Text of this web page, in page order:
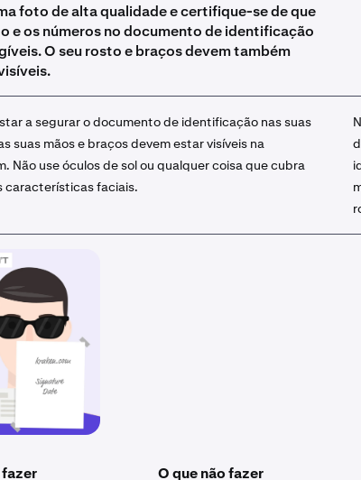
foto de alta qualidade e certifique-se de que
e os números no documento de identificação
O seu rosto e braços devem também
a segurar o documento de identificação nas suas
suas mãos e braços devem estar visíveis na
Não use óculos de sol ou qualquer coisa que cubra
características faciais.
fazer O que não fazer